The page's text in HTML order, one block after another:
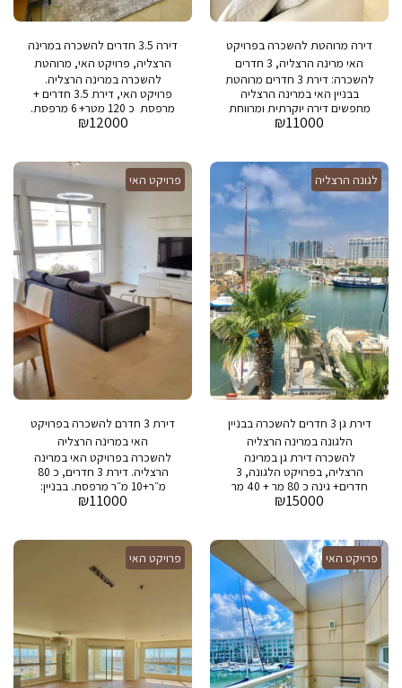
דירה מרוהטת להשכרה בפרויקט
האי מרינה הרצליה, 3 חדרים
להשכרה: דירת 3 חדרים מרוהטת
בבניין האי במרינה הרצליה
מחפשים דירה יוקרתית ומרווחת
* הדירה מרוהטת קומפלט *
שטח הדירה: כ-80 מ"ר + 9 מ"ר
מרפסת * מחיר מבוקש: 11,000
ש"ח * דמי אחזקה: 2,000 ש"ח *
בבניין: בריכת שחייה, חדר כושר,
חניה ושמירה 24/7 **לפרטים
נוספים:** * תיווך א.א. יפית נכסי
יוקרה * מתווך איתן בן ארי: 054-
4421444 * מתווך ירון בן ארי:
052-6960066 * משרד תיווך
במרינה הרצליה: www.aayafit-
marina.co.il **#מרינההרצליה
#דירהלהשכרה #דירהלמכירה
#הרצליהפיתוח #הרצליה
#נכסייוקרה #יוקרה #ישראל
#מרינה #תיווךתלאביב
#תיווךמרינההרצליה #ישראל
#מגדליהמרינה #אוקיינוסבמרינה
#אורכידאה #פרויקטהאי
#אאיפית #ריץקרלטון #הרודס
לפרטים נוספים ותמונות נוספות,
צרו קשר.
₪11000
דירה 3.5 חדרים להשכרה במרינה
הרצליה, פרויקט האי, מרוהטת
להשכרה במרינה הרצליה.
פרויקט האי, דירת 3.5 חדרים +
מרפסת כ 120 מטר+ 6 מרפסת.
דירה מרוהטת ומאובזרת. בבניין :
₪12000
לגונה הרצליה
דירת גן 3 חדרים להשכרה בבניין
הלגונה במרינה הרצליה
להשכרה דירת גן במרינה
הרצליה, בפרויקט הלגונה, 3
חדרים+ גינה כ 80 מר + 40 מר
גינה בפרויקט: בריכת שחיה, חדר
₪15000
פרויקט האי
דירת 3 חדרם להשכרה בפרויקט
האי במרינה הרצליה
להשכרה בפרויקט האי במרינה
הרצליה. דירת 3 חדרים, כ 80
מ״ר+10 מ״ר מרפסת. בבניין:
בריכת שחיה, חדר כושר, חניה
054-4421444 מתווך ירון בן ארי
במרינה הרצליה
₪11000
פרויקט האי פרויקט האי